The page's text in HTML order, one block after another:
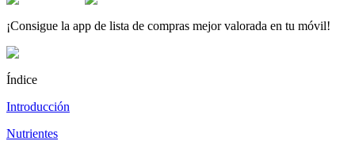
¡Consigue la app de lista de compras mejor valorada en tu móvil!
Índice
Introducción
Nutrientes